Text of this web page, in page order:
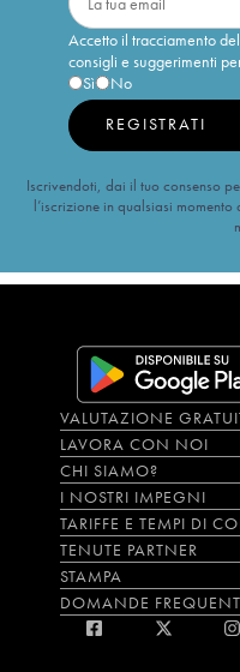
Accetto il tracciamento
consigli e suggerimenti
Sì
No
REGISTRATI
Iscrivendoti, dai il tuo consenso
l’iscrizione in qualsiasi
VALUTAZIONE
LAVORA CON NOI
CHI SIAMO?
I NOSTRI IMPEGNI
TARIFFE E TEMPI DI
TENUTE PARTNER
STAMPA
DOMANDE